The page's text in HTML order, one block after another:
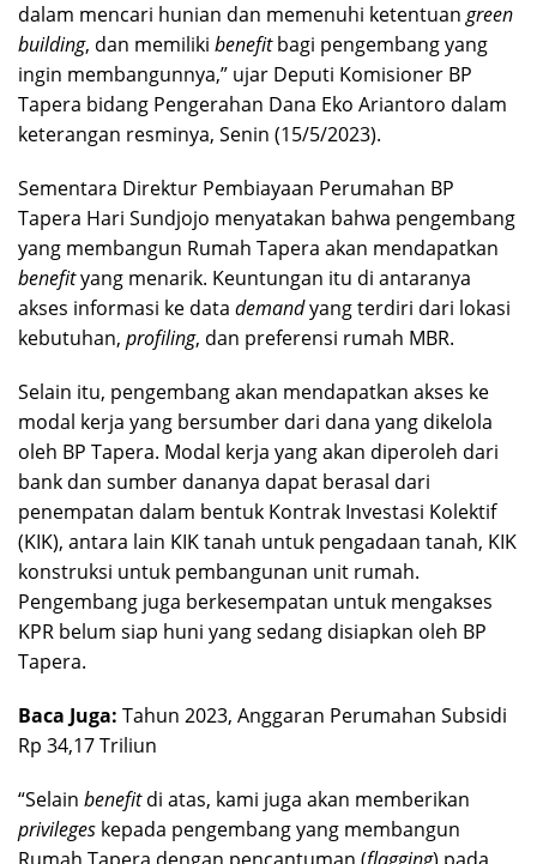
dalam mencari hunian dan memenuhi ketentuangreen
building, dan memiliki benefitbagi pengembang yang
ingin membangunnya,” ujar Deputi Komisioner BP
Tapera bidang Pengerahan Dana Eko Ariantoro dalam
keterangan resminya, Senin (15/5/2023).
Sementara Direktur Pembiayaan Perumahan BP
Tapera Hari Sundjojo menyatakan bahwa pengembang
yang membangun Rumah Tapera akan mendapatkan
benefityang menarik. Keuntungan itu di antaranya
akses informasi ke data demandyang terdiri dari lokasi
kebutuhan, profiling, dan preferensi rumah MBR.
Selain itu, pengembang akan mendapatkan akses ke
modal kerja yang bersumber dari dana yang dikelola
oleh BP Tapera. Modal kerja yang akan diperoleh dari
bank dan sumber dananya dapat berasal dari
penempatan dalam bentuk Kontrak Investasi Kolektif
(KIK), antara lain KIK tanah untuk pengadaan tanah, KIK
konstruksi untuk pembangunan unit rumah.
Pengembang juga berkesempatan untuk mengakses
KPR belum siap huni yang sedang disiapkan oleh BP
Tapera.
Baca Juga: Tahun 2023, Anggaran Perumahan Subsidi
Rp 34,17 Triliun
“Selain benefitdi atas, kami juga akan memberikan
privileges kepada pengembang yang membangun